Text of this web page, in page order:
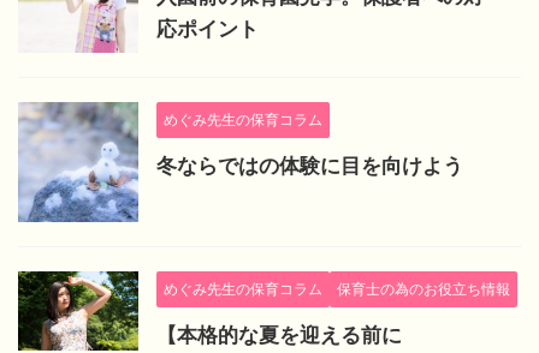
応ポイント
めぐみ先生の保育コラム
冬ならではの体験に目を向けよう
めぐみ先生の保育コラム 保育士の為のお役立ち情報
【本格的な夏を迎える前に